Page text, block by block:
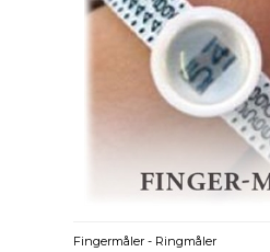
Fingermåler - Ringmåler